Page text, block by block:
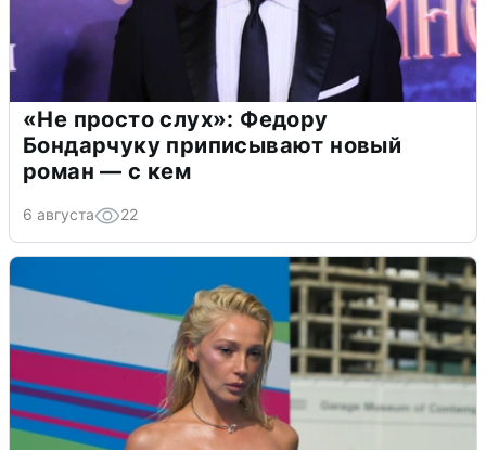
«Не просто слух»: Федору
Бондарчуку приписывают новый
роман — с кем
6 августа 22